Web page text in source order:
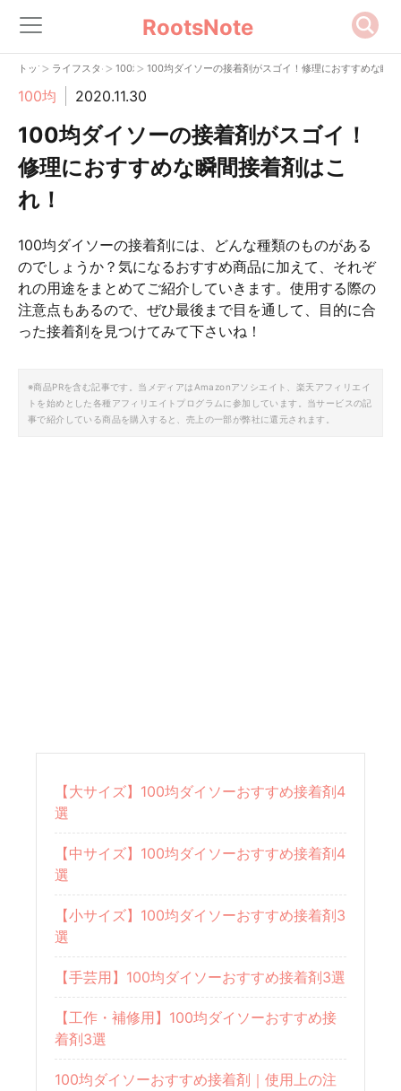
RootsNote
トップ
> ライフスタイル
> 100均
> 100均ダイソーの接着剤がスゴイ！修理におすすめな瞬
100均 2020.11.30
100均ダイソーの接着剤がスゴイ！
修理におすすめな瞬間接着剤はこ
れ！
100均ダイソーの接着剤には、どんな種類のものがある
のでしょうか？気になるおすすめ商品に加えて、それぞ
れの用途をまとめてご紹介していきます。使用する際の
注意点もあるので、ぜひ最後まで目を通して、目的に合
った接着剤を見つけてみて下さいね！
※商品PRを含む記事です。当メディアはAmazonアソシエイト、楽天アフィリエイ
トを始めとした各種アフィリエイトプログラムに参加しています。当サービスの記
事で紹介している商品を購入すると、売上の一部が弊社に還元されます。
【大サイズ】100均ダイソーおすすめ接着剤4
選
【中サイズ】100均ダイソーおすすめ接着剤4
選
【小サイズ】100均ダイソーおすすめ接着剤3
選
【手芸用】100均ダイソーおすすめ接着剤3選
【工作・補修用】100均ダイソーおすすめ接
着剤3選
100均ダイソーおすすめ接着剤｜使用上の注